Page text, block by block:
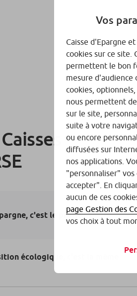
c'est le profit.
écologique, c'est la même
Vos
Caisse d'Epargne et
cookies sur ce site.
permettent le bon
mesure d'audience
cookies,
nous permettent
sur le site,
suite à votre
ou encore
diffusées sur
nos applications.
"personnaliser"
accepter". En
aucun de ces
page Gestion des
vos choix à tout